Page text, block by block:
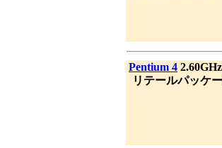
Pentium 4 2.60GHz
リテールパッケ